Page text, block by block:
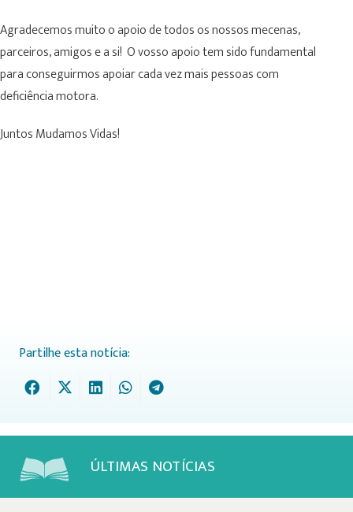
Agradecemos muito o apoio de todos os nossos mecenas,
parceiros, amigos e a si! O vosso apoio tem sido fundamental
para conseguirmos apoiar cada vez mais pessoas com
deficiência motora.
Juntos Mudamos Vidas!
Partilhe esta notícia:
ÚLTIMAS NOTÍCIAS